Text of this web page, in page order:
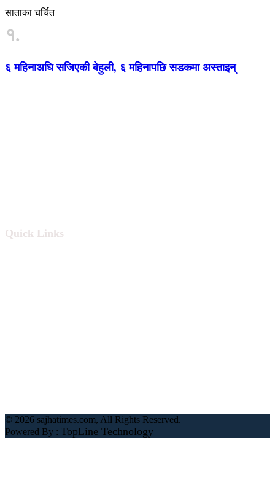
साताका चर्चित
१.
६ महिनाअघि सजिएकी बेहुली, ६ महिनापछि सडकमा अस्ताइन्
Quick Links
© 2026 sajhatimes.com, All Rights Reserved.
Powered By : TopLine Technology